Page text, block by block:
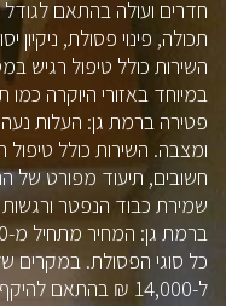
חדרים ועולה בהתאם לגודל
תכולה, פינוי פסולת,
השירות כולל טיפול רגיש
במיוחד באזורי היוקרה כמו
ומצבה. השירות כולל טיפול
חשובים, תיעוד מפורט של
שמירת כבוד הנפטר
כל סוגי הפסולת. במקרים
ל-14,000 ₪ בהתאם